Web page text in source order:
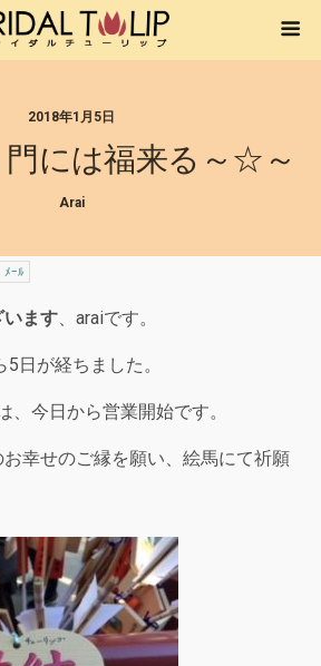
2018年1月5日
には福来る～☆～
Arai
ﾒｰﾙ
います、araiです。
日が経ちました。
、今日から営業開始です。
幸せのご縁を願い、絵馬にて祈願